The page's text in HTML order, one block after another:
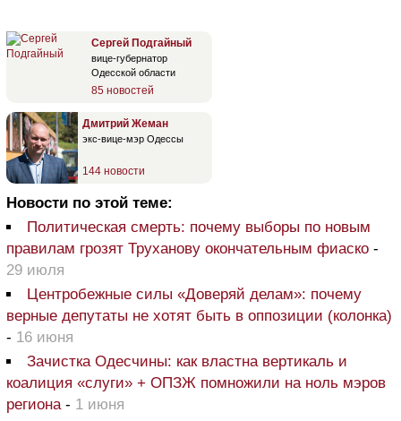
Сергей Подгайный
вице-губернатор
Одесской области
85 новостей
Дмитрий Жеман
экс-вице-мэр Одессы
144 новости
Новости по этой теме:
Политическая смерть: почему выборы по новым
правилам грозят Труханову окончательным фиаско -
29 июля
Центробежные силы «Доверяй делам»: почему
верные депутаты не хотят быть в оппозиции (колонка)
- 16 июня
Зачистка Одесчины: как властна вертикаль и
коалиция «слуги» + ОПЗЖ помножили на ноль мэров
региона - 1 июня